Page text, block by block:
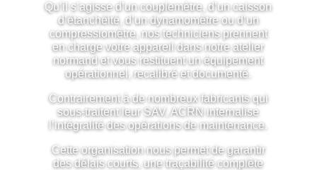
Qu’il s’agisse d’un couplemètre, d’un caisson
d’étanchéité, d’un dynamomètre ou d’un
compressiomètre, nos techniciens prennent
en charge votre appareil dans notre atelier
normand et vous restituent un équipement
opérationnel, recalibré et documenté.
Contrairement à de nombreux fabricants qui
sous-traitent leur SAV, ACRN internalise
l’intégralité des opérations de maintenance.
Cette organisation nous permet de garantir
des délais courts, une traçabilité complète